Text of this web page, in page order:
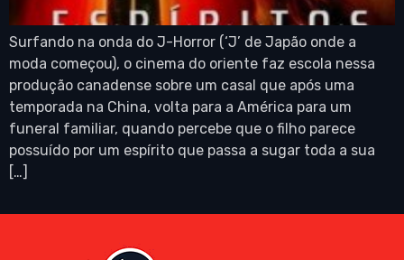
Surfando na onda do J-Horror (‘J’ de Japão onde a
moda começou), o cinema do oriente faz escola nessa
produção canadense sobre um casal que após uma
temporada na China, volta para a América para um
funeral familiar, quando percebe que o filho parece
possuído por um espírito que passa a sugar toda a sua
[…]